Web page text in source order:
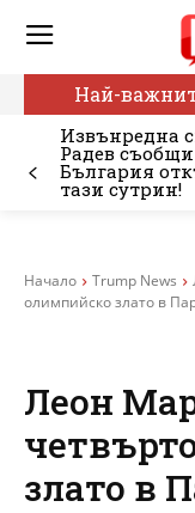
Най-
Извънредна
Радев
България
тази сутрин!
Начало Trump News
олимпийско злато в
Леон
злато в